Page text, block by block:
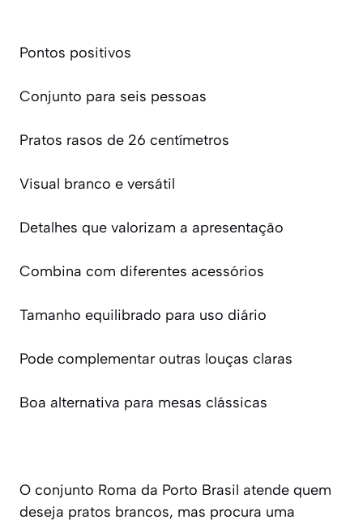
Pontos positivos
Conjunto para seis pessoas
Pratos rasos de 26 centímetros
Visual branco e versátil
Detalhes que valorizam a apresentação
Combina com diferentes acessórios
Tamanho equilibrado para uso diário
Pode complementar outras louças claras
Boa alternativa para mesas clássicas
O conjunto Roma da Porto Brasil atende quem
deseja pratos brancos, mas procura uma